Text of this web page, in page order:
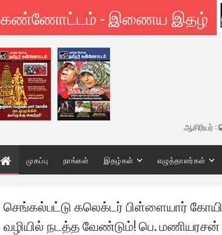
கண்ணோட்டம் - இணைய இதழ்
ஆசிரியர் :
முகப்பு நாங்கள் இதழ்கள் எழுத்தாளர்கள்
செங்கல்பட்டு கலெக்டர் பிள்ளையார்
வழியில் நடத்த வேண்டும்! பெ.